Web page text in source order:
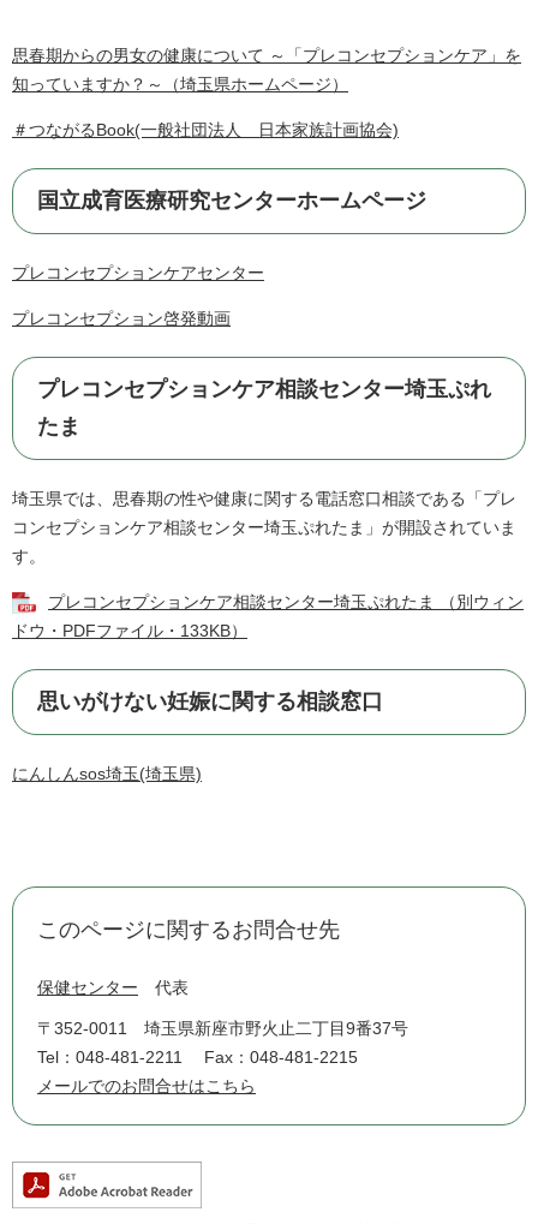
思春期からの男女の健康について ～「プレコンセプションケア」を
知っていますか？～（埼玉県ホームページ）
＃つながるBook(一般社団法人 日本家族計画協会)
国立成育医療研究センターホームページ
プレコンセプションケアセンター
プレコンセプション啓発動画
プレコンセプションケア相談センター埼玉ぷれ
たま
埼玉県では、思春期の性や健康に関する電話窓口相談である「プレ
コンセプションケア相談センター埼玉ぷれたま」が開設されていま
す。​
プレコンセプションケア相談センター埼玉ぷれたま （別ウィン
ドウ・PDFファイル・133KB）
思いがけない妊娠に関する相談窓口
にんしんsos埼玉(埼玉県)
このページに関するお問合せ先
保健センター 代表
〒352-0011
埼玉県新座市野火止二丁目9番37号
Tel：048-481-2211
Fax：048-481-2215
メールでのお問合せはこちら